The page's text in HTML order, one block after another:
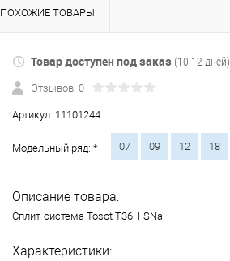
ПОХОЖИЕ ТОВАРЫ
Товар доступен под заказ (10-12 дней)
Отзывов: 0
Артикул: 11101244
Модельный ряд: * 07 09 12 18
Описание товара:
Сплит-система Tosot T36H-SNa
Характеристики: